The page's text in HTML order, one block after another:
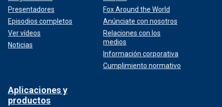
Presentadores
Episodios completos
Ver vídeos
Noticias
Fox Around the World
Anúnciate con nosotros
Relaciones con los
medios
Información corporativa
Cumplimiento normativo
Aplicaciones y
productos